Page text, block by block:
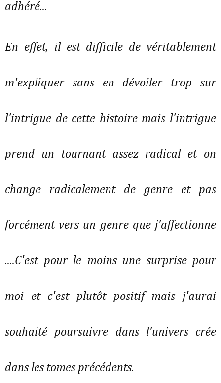
adhéré...
En effet, il est difficile de véritablement
m'expliquer sans en dévoiler trop sur
l'intrigue de cette histoire mais l'intrigue
prend un tournant assez radical et on
change radicalement de genre et pas
forcément vers un genre que j'affectionne
....C'est pour le moins une surprise pour
moi et c'est plutôt positif mais j'aurai
souhaité poursuivre dans l'univers crée
dans les tomes précédents.